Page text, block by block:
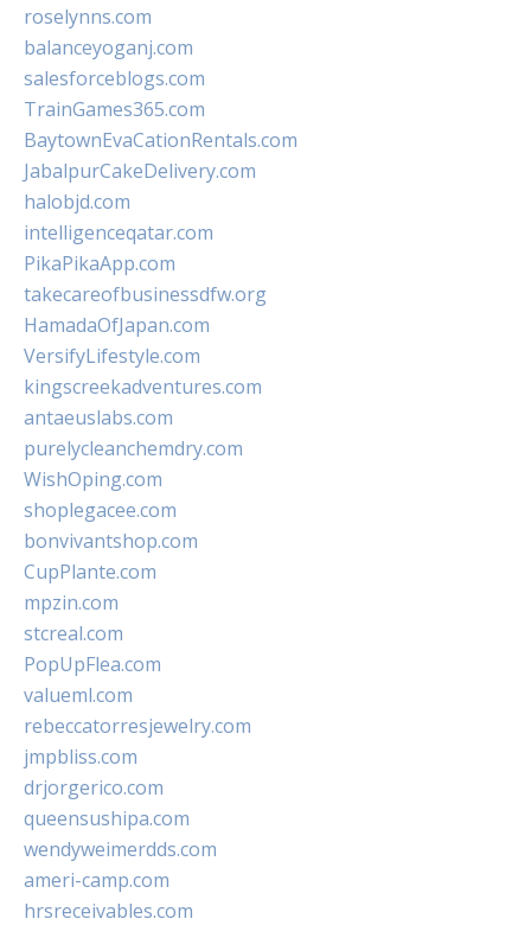
roselynns.com
balanceyoganj.com
salesforceblogs.com
TrainGames365.com
BaytownEvaCationRentals.com
JabalpurCakeDelivery.com
halobjd.com
intelligenceqatar.com
PikaPikaApp.com
takecareofbusinessdfw.org
HamadaOfJapan.com
VersifyLifestyle.com
kingscreekadventures.com
antaeuslabs.com
purelycleanchemdry.com
WishOping.com
shoplegacee.com
bonvivantshop.com
CupPlante.com
mpzin.com
stcreal.com
PopUpFlea.com
valueml.com
rebeccatorresjewelry.com
jmpbliss.com
drjorgerico.com
queensushipa.com
wendyweimerdds.com
ameri-camp.com
hrsreceivables.com